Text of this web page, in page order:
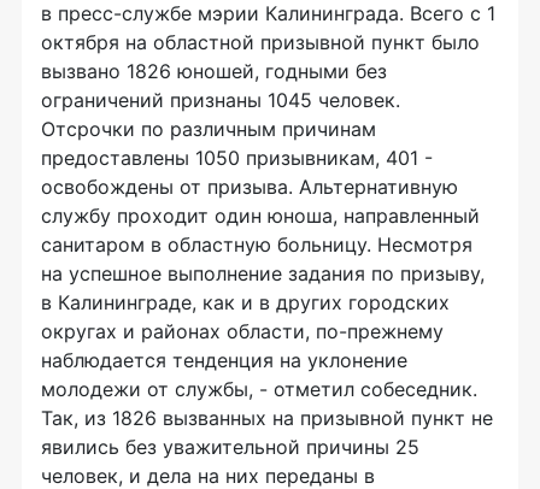
в пресс-службе мэрии Калининграда. Всего с 1
октября на областной призывной пункт было
вызвано 1826 юношей, годными без
ограничений признаны 1045 человек.
Отсрочки по различным причинам
предоставлены 1050 призывникам, 401 -
освобождены от призыва. Альтернативную
службу проходит один юноша, направленный
санитаром в областную больницу. Несмотря
на успешное выполнение задания по призыву,
в Калининграде, как и в других городских
округах и районах области, по-прежнему
наблюдается тенденция на уклонение
молодежи от службы, - отметил собеседник.
Так, из 1826 вызванных на призывной пункт не
явились без уважительной причины 25
человек, и дела на них переданы в